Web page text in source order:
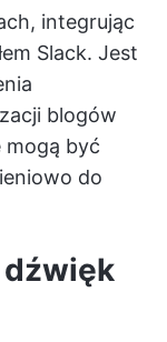
integrując
Slack. Jest
blogów
być
do